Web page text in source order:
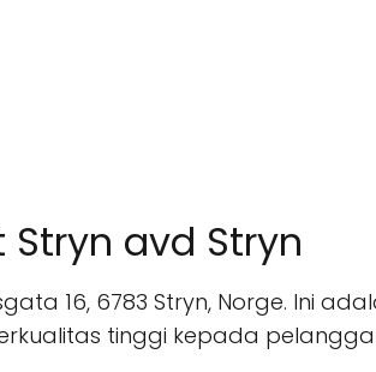
avd Stryn
16, 6783 Stryn, Norge. Ini
tinggi kepada